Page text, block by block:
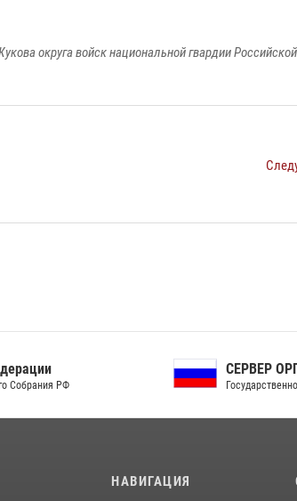
округа войск национальной гвардии
СЕРВЕР ОРГАНОВ
Государственной власти РФ
НАВИГАЦИЯ